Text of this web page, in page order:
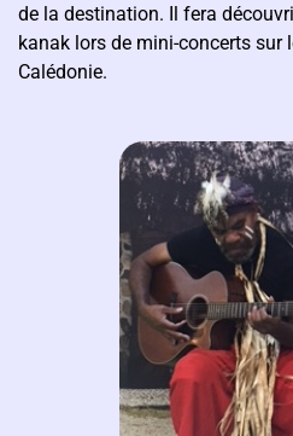
de la destination. Il fera
kanak lors de mini-concerts sur
Calédonie.